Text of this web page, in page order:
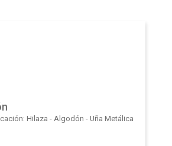
Hilaza - Algodón - Uña Metálica